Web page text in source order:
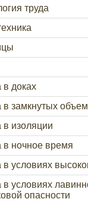
труда
в доках
в замкнутых
в изоляции
в ночное время
в условиях
в условиях
опасности